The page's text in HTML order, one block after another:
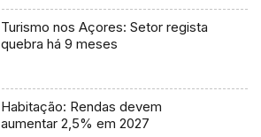
Turismo nos Açores: Setor regista
quebra há 9 meses
Habitação: Rendas devem
aumentar 2,5% em 2027